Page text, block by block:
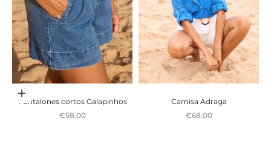
Escolher opções
Pantalones cortos Galapinhos
Preço promocional
€58,00
Camisa Adraga
Preço promocional
€68,00